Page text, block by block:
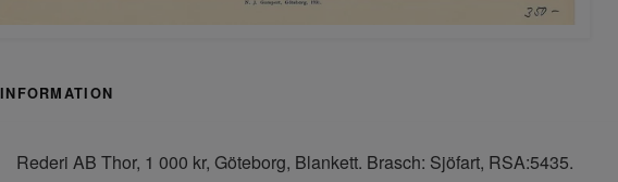
INFORMATION
Rederi AB Thor, 1 000 kr, Göteborg, Blankett. Brasch: Sjöfart, RSA:5435.